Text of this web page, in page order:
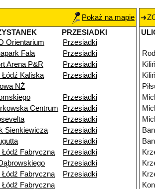
Pokaż na mapie
PRZESIADKI
Orientarium
Przesiadki
Fala
Przesiadki
Arena P&R
Przesiadki
Łódź Kaliska
Przesiadki
NŻ
Przesiadki
Centrum
Przesiadki
Przesiadki
Sienkiewicza
Przesiadki
Przesiadki
Łódź Fabryczna
Przesiadki
Przesiadki
Łódź Fabryczna
Przesiadki
Łódź Fabryczna